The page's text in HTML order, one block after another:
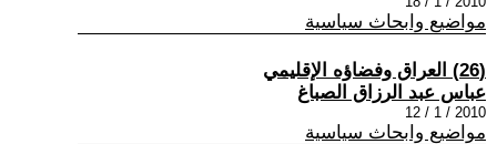
مواضيع وابحاث سياسية
(26) العراق وفضاؤه الإقليمي
عباس عبد الرزاق الصباغ
2010 / 1 / 12
مواضيع وابحاث سياسية